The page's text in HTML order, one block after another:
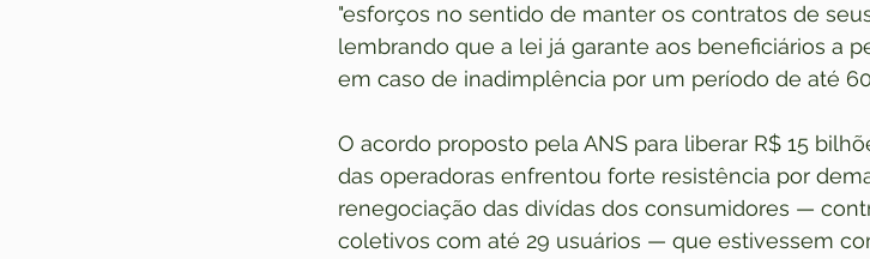
"esforços no sentido de manter os contratos de
lembrando que a lei já garante aos beneficiários a
em caso de inadimplência por um período de até
O acordo proposto pela ANS para liberar R$ 15
das operadoras enfrentou forte resistência por
renegociação das divídas dos consumidores —
coletivos com até 29 usuários — que estivessem